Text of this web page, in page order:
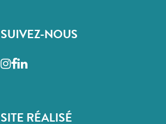
SUIVEZ-NOUS
Instagram
Facebook
LinkedIn
SITE RÉALISÉ